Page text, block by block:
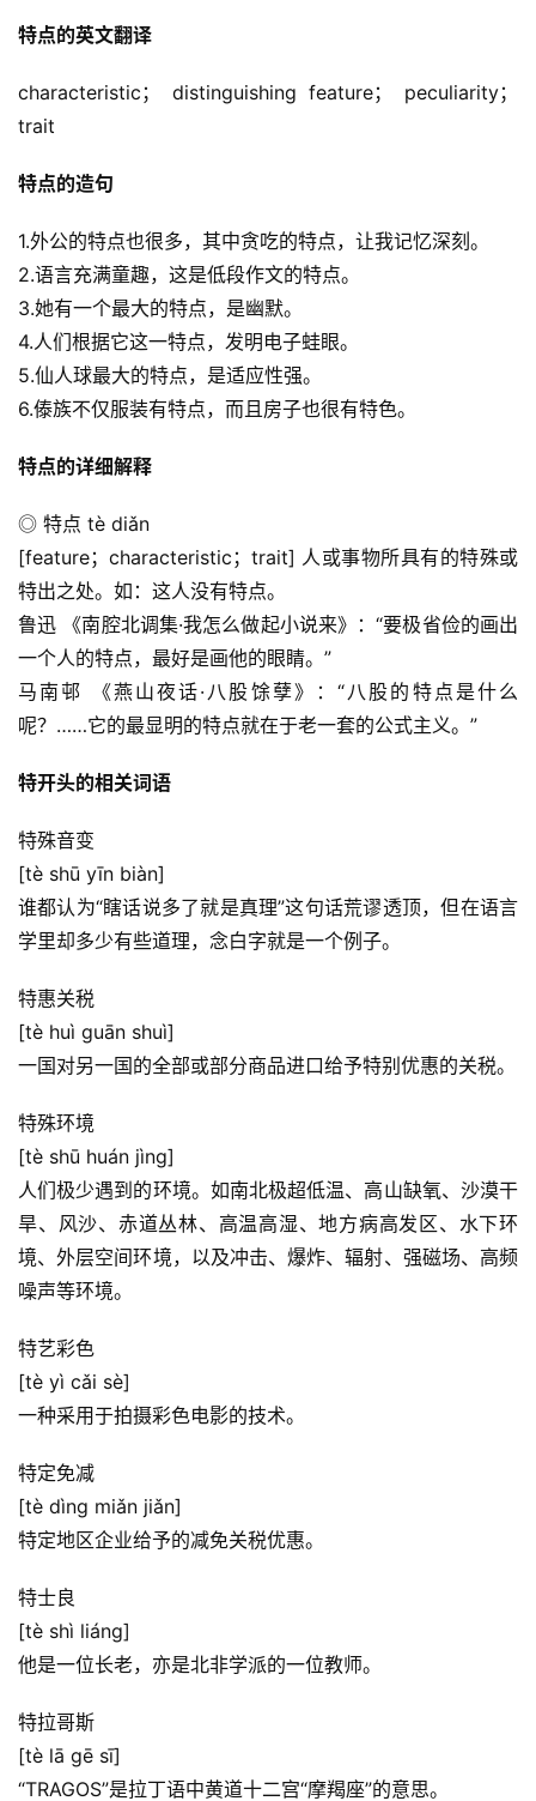
特点的英文翻译
characteristic； distinguishing feature； peculiarity；
trait
特点的造句
1.外公的特点也很多，其中贪吃的特点，让我记忆深刻。
2.语言充满童趣，这是低段作文的特点。
3.她有一个最大的特点，是幽默。
4.人们根据它这一特点，发明电子蛙眼。
5.仙人球最大的特点，是适应性强。
6.傣族不仅服装有特点，而且房子也很有特色。
特点的详细解释
◎ 特点 tè diǎn
[feature；characteristic；trait] 人或事物所具有的特殊或
特出之处。如：这人没有特点。
鲁迅 《南腔北调集·我怎么做起小说来》：“要极省俭的画出
一个人的特点，最好是画他的眼睛。”
马南邨 《燕山夜话·八股馀孽》：“八股的特点是什么
呢？……它的最显明的特点就在于老一套的公式主义。”
特开头的相关词语
特殊音变
[tè shū yīn biàn]
谁都认为“瞎话说多了就是真理”这句话荒谬透顶，但在语言
学里却多少有些道理，念白字就是一个例子。
特惠关税
[tè huì guān shuì]
一国对另一国的全部或部分商品进口给予特别优惠的关税。
特殊环境
[tè shū huán jìng]
人们极少遇到的环境。如南北极超低温、高山缺氧、沙漠干
旱、风沙、赤道丛林、高温高湿、地方病高发区、水下环
境、外层空间环境，以及冲击、爆炸、辐射、强磁场、高频
噪声等环境。
特艺彩色
[tè yì cǎi sè]
一种采用于拍摄彩色电影的技术。
特定免减
[tè dìng miǎn jiǎn]
特定地区企业给予的减免关税优惠。
特士良
[tè shì liáng]
他是一位长老，亦是北非学派的一位教师。
特拉哥斯
[tè lā gē sī]
“TRAGOS”是拉丁语中黄道十二宫“摩羯座”的意思。